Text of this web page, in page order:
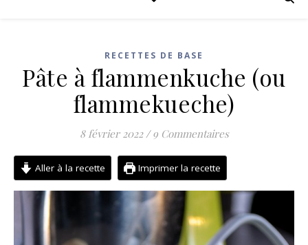
RECETTES DE BASE
Pâte à flammenkuche (ou
flammekueche)
8 février 2022 / 9 Commentaires
Aller à la recette Imprimer la recette